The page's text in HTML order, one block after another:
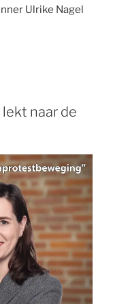
Ulrike Nagel
naar de